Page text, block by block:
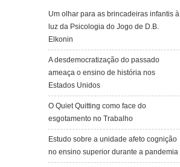
Um olhar para as brincadeiras infantis à
luz da Psicologia do Jogo de D.B.
Elkonin
A desdemocratização do passado
ameaça o ensino de história nos
Estados Unidos
O Quiet Quitting como face do
esgotamento no Trabalho
Estudo sobre a unidade afeto cognição
no ensino superior durante a pandemia